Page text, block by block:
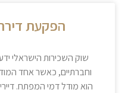
הפקעת
שוק השכירות הישראלי
וחברתיים, כאשר אחד
הוא מודל דמי המפתח.